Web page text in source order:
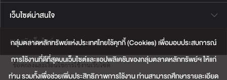
เว็บไซต์น่าสนใจ
แผนผังเว็บไซต์
ข้อตกลงและเงื่อนไขการใช้งานเว็บไซต์
การคุ้มครองข้อมูลส่วนบุคคล
กลุ่มตลาดหลักทรัพย์แห่งประเทศไทยใช้คุกกี้ (Cookies) เพื่อมอบประสบการณ์
การใช้งานที่ดีที่สุดบนเว็บไซต์และแอปพลิเคชันของกลุ่มตลาดหลักทรัพย์ฯ ให้แก่
ท่าน รวมทั้งเพื่อช่วยเพิ่มประสิทธิภาพการใช้งาน ท่านสามารถศึกษารายละเอียด